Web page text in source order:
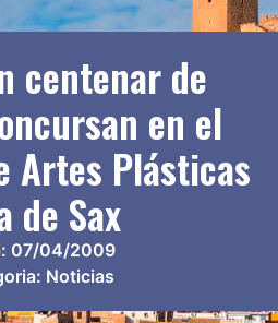
centenar de
en el
Artes Plásticas
de Sax
07/04/2009
Noticias